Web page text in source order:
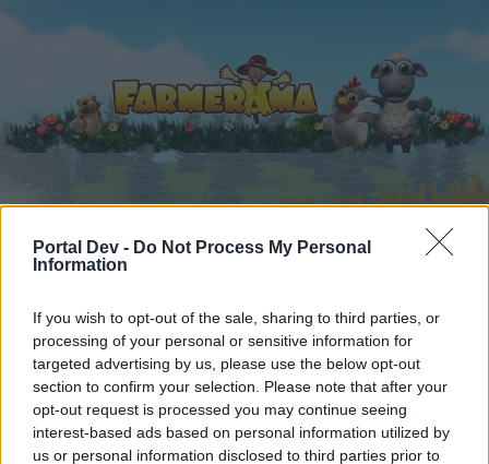
Portal Dev - Do Not Process My Personal
Information
If you wish to opt-out of the sale, sharing to third parties, or
processing of your personal or sensitive information for
targeted advertising by us, please use the below opt-out
section to confirm your selection. Please note that after your
opt-out request is processed you may continue seeing
interest-based ads based on personal information utilized by
us or personal information disclosed to third parties prior to
Foren ... Archiv Rest WettbewerbGesprächsrunde zu den
Mitglieder, denen der Beitrag #4224
gefällt
Liebe(r) Forum-Leser/in,
Letzte Beiträge